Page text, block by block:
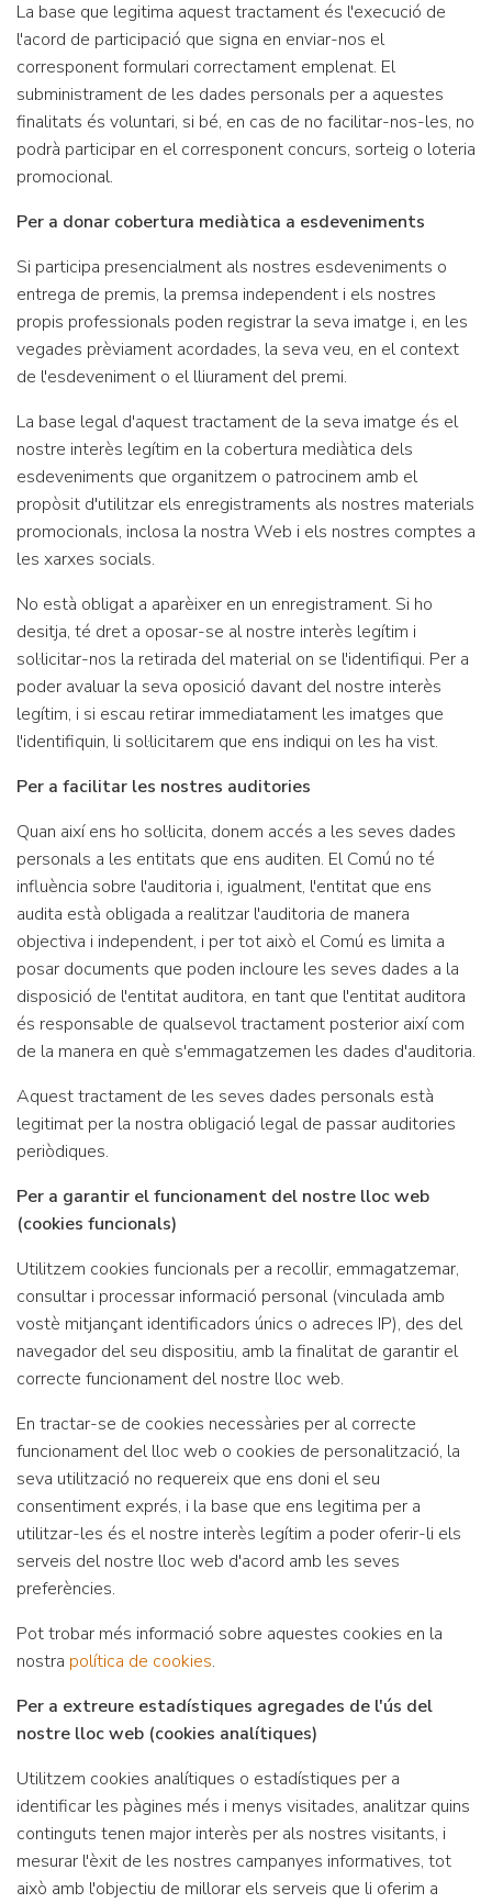
La base que legitima aquest tractament és l'execució de
l'acord de participació que signa en enviar-nos el
corresponent formulari correctament emplenat. El
subministrament de les dades personals per a aquestes
finalitats és voluntari, si bé, en cas de no facilitar-nos-les, no
podrà participar en el corresponent concurs, sorteig o loteria
promocional.
Per a donar cobertura mediàtica a esdeveniments
Si participa presencialment als nostres esdeveniments o
entrega de premis, la premsa independent i els nostres
propis professionals poden registrar la seva imatge i, en les
vegades prèviament acordades, la seva veu, en el context
de l'esdeveniment o el lliurament del premi.
La base legal d'aquest tractament de la seva imatge és el
nostre interès legítim en la cobertura mediàtica dels
esdeveniments que organitzem o patrocinem amb el
propòsit d'utilitzar els enregistraments als nostres materials
promocionals, inclosa la nostra Web i els nostres comptes a
les xarxes socials.
No està obligat a aparèixer en un enregistrament. Si ho
desitja, té dret a oposar-se al nostre interès legítim i
sol·licitar-nos la retirada del material on se l'identifiqui. Per a
poder avaluar la seva oposició davant del nostre interès
legítim, i si escau retirar immediatament les imatges que
l'identifiquin, li sol·licitarem que ens indiqui on les ha vist.
Per a facilitar les nostres auditories
Quan així ens ho sol·licita, donem accés a les seves dades
personals a les entitats que ens auditen. El Comú no té
influència sobre l'auditoria i, igualment, l'entitat que ens
audita està obligada a realitzar l'auditoria de manera
objectiva i independent, i per tot això el Comú es limita a
posar documents que poden incloure les seves dades a la
disposició de l'entitat auditora, en tant que l'entitat auditora
és responsable de qualsevol tractament posterior així com
de la manera en què s'emmagatzemen les dades d'auditoria.
Aquest tractament de les seves dades personals està
legitimat per la nostra obligació legal de passar auditories
periòdiques.
Per a garantir el funcionament del nostre lloc web
(cookies funcionals)
Utilitzem cookies funcionals per a recollir, emmagatzemar,
consultar i processar informació personal (vinculada amb
vostè mitjançant identificadors únics o adreces IP), des del
navegador del seu dispositiu, amb la finalitat de garantir el
correcte funcionament del nostre lloc web.
En tractar-se de cookies necessàries per al correcte
funcionament del lloc web o cookies de personalització, la
seva utilització no requereix que ens doni el seu
consentiment exprés, i la base que ens legitima per a
utilitzar-les és el nostre interès legítim a poder oferir-li els
serveis del nostre lloc web d'acord amb les seves
preferències.
Pot trobar més informació sobre aquestes cookies en la
nostra política de cookies.
Per a extreure estadístiques agregades de l'ús del
nostre lloc web (cookies analítiques)
Utilitzem cookies analítiques o estadístiques per a
identificar les pàgines més i menys visitades, analitzar quins
continguts tenen major interès per als nostres visitants, i
mesurar l'èxit de les nostres campanyes informatives, tot
això amb l'objectiu de millorar els serveis que li oferim a